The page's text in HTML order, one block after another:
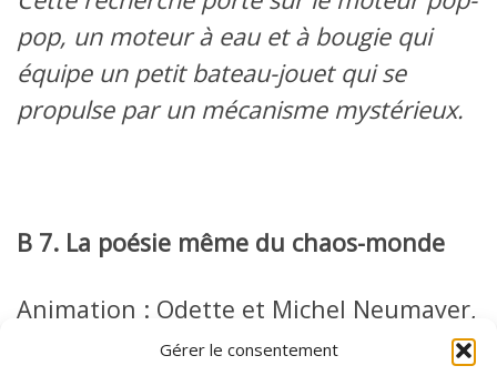
Gérer le consentement
pop, un moteur à eau et à bougie qui
équipe un petit bateau-jouet qui se
propulse par un mécanisme mystérieux.
B 7. La poésie même du chaos-monde
Animation : Odette et Michel Neumayer,
GFEN-Provence.